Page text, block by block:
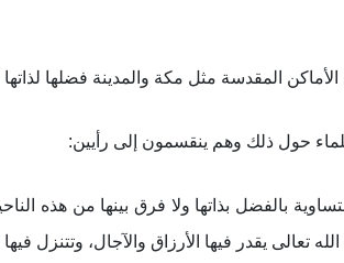
المقدسة مثل مكة والمدينة فضلها
حول ذلك وهم ينقسمون إلى رأيين:
بالفضل بذاتها ولا فرق بينها من هذه
تعالى يقدر فيها الأرزاق والآجال، وتتنزل فيها